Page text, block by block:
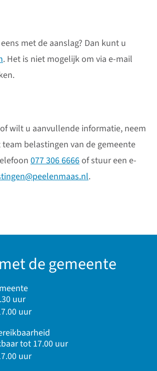
met de aanslag? Dan kunt u
. Het is niet mogelijk om via e-mail
wilt u aanvullende informatie, neem
belastingen van de gemeente
077 306 6666of stuur een e-
.
de gemeente
uur
uur
tot 17.00 uur
uur